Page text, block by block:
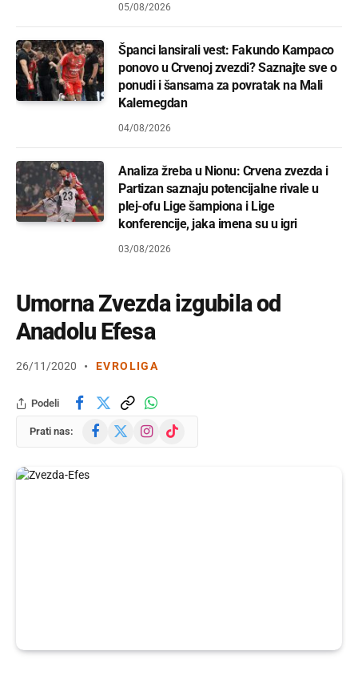
05/08/2026
Španci lansirali vest: Fakundo Kampaco
ponovo u Crvenoj zvezdi? Saznajte sve o
ponudi i šansama za povratak na Mali
Kalemegdan
04/08/2026
Analiza žreba u Nionu: Crvena zvezda i
Partizan saznaju potencijalne rivale u
plej-ofu Lige šampiona i Lige
konferencije, jaka imena su u igri
03/08/2026
Umorna Zvezda izgubila od
Anadolu Efesa
26/11/2020 EVROLIGA
Podeli
Prati nas: Facebook Instagram
TikTok